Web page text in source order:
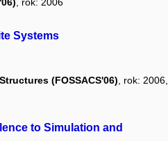
Systems
(FOSSACS'06), rok: 2006,
to Simulation and